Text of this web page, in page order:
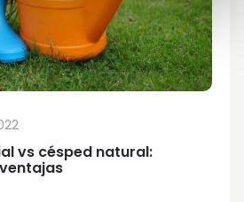
vs césped natural: